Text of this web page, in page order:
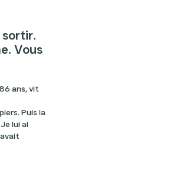
sortir.
Vous
ans, vit
Puis la
lui ai